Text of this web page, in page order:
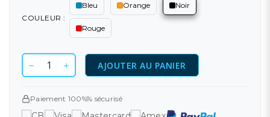
COULEUR :
Bleu Orange Noir
Rouge
AJOUTER AU PANIER
Paiement 100%% sécurisé